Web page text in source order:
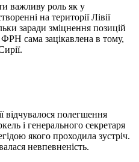
важливу роль як у
на території Лівії
заради зміцнення позицій
сама зацікавлена ​​в тому,
відчувалося полегшення
і генерального секретаря
якого проходила зустріч.
невпевненість.